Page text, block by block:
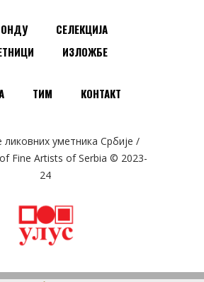
СЕЛЕКЦИЈА
ИЗЛОЖБЕ
ТИМ КОНТАКТ
уметника Србије /
Fine Artists of Serbia © 2023-
24